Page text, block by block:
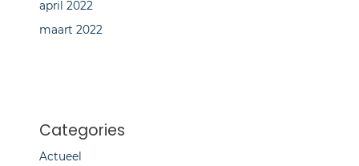
april 2022
maart 2022
Categories
Actueel